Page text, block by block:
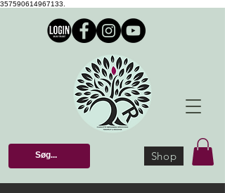
357590614967133.
Shop